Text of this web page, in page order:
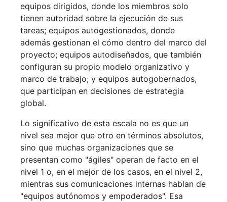
equipos dirigidos, donde los miembros solo
tienen autoridad sobre la ejecución de sus
tareas; equipos autogestionados, donde
además gestionan el cómo dentro del marco del
proyecto; equipos autodiseñados, que también
configuran su propio modelo organizativo y
marco de trabajo; y equipos autogobernados,
que participan en decisiones de estrategia
global.
Lo significativo de esta escala no es que un
nivel sea mejor que otro en términos absolutos,
sino que muchas organizaciones que se
presentan como "ágiles" operan de facto en el
nivel 1 o, en el mejor de los casos, en el nivel 2,
mientras sus comunicaciones internas hablan de
"equipos autónomos y empoderados". Esa